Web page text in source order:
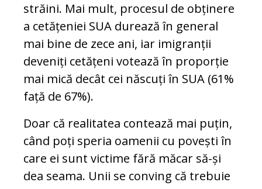
străini. Mai mult, procesul de obținere
a cetățeniei SUA durează în general
mai bine de zece ani, iar imigranții
deveniți cetățeni votează în proporție
mai mică decât cei născuți în SUA (61%
față de 67%).
Doar că realitatea contează mai puțin,
când poți speria oamenii cu povești în
care ei sunt victime fără măcar să-și
dea seama. Unii se conving că trebuie